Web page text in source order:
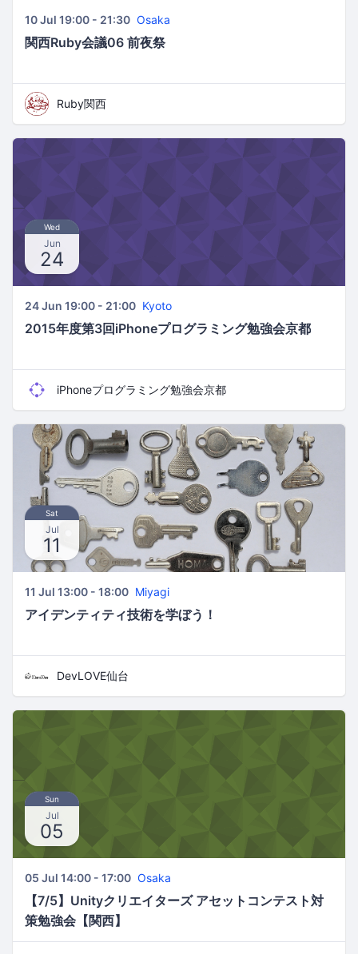
10 Jul 19:00 - 21:30 Osaka
関西Ruby会議06 前夜祭
Ruby関西
Wed
Jun
24
24 Jun 19:00 - 21:00 Kyoto
2015年度第3回iPhoneプログラミング勉強会京都
iPhoneプログラミング勉強会京都
Sat
Jul
11
11 Jul 13:00 - 18:00 Miyagi
アイデンティティ技術を学ぼう！
DevLOVE仙台
Sun
Jul
05
05 Jul 14:00 - 17:00 Osaka
【7/5】Unityクリエイターズ アセットコンテスト対
策勉強会【関西】